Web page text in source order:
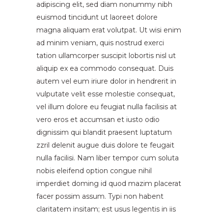
adipiscing elit, sed diam nonummy nibh
euismod tincidunt ut laoreet dolore
magna aliquam erat volutpat. Ut wisi enim
ad minim veniam, quis nostrud exerci
tation ullamcorper suscipit lobortis nisl ut
aliquip ex ea commodo consequat. Duis
autem vel eum iriure dolor in hendrerit in
vulputate velit esse molestie consequat,
vel illum dolore eu feugiat nulla facilisis at
vero eros et accumsan et iusto odio
dignissim qui blandit praesent luptatum
zzril delenit augue duis dolore te feugait
nulla facilisi. Nam liber tempor cum soluta
nobis eleifend option congue nihil
imperdiet doming id quod mazim placerat
facer possim assum. Typi non habent
claritatem insitam; est usus legentis in iis